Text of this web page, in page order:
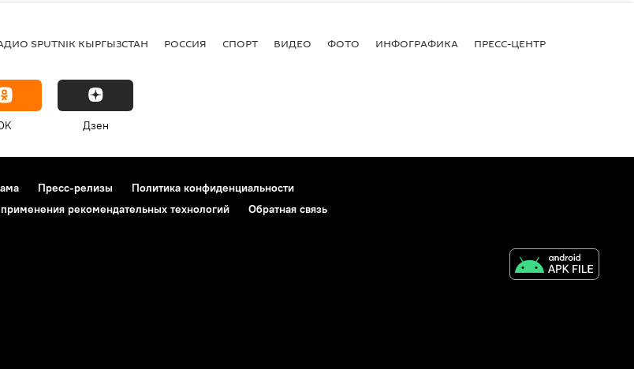
SPUTNIK КЫРГЫЗСТАН РОССИЯ СПОРТ ВИДЕО ФОТО ИНФОГРАФИКА ПРЕСС-ЦЕНТР
Дзен
Пресс-релизы
Политика конфиденциальности
рекомендательных технологий Обратная связь